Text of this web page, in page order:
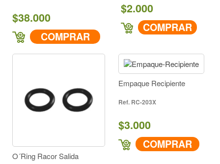
$38.000
COMPRAR
$2.000
COMPRAR
O´Ring Racor Salida
Empaque Recipiente
RC-203X
$3.000
COMPRAR